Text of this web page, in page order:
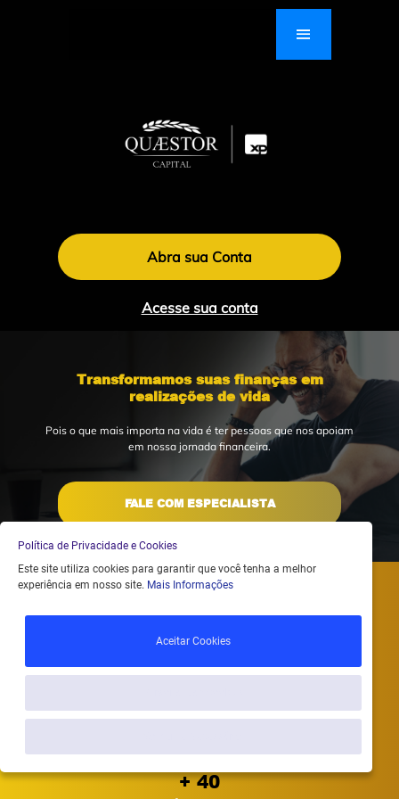
Abra sua Conta
Acesse sua conta
Transformamos suas finanças em
realizações de vida
Pois o que mais importa na vida é ter pessoas que nos apoiam
em nossa jornada financeira.
FALE COM ESPECIALISTA
Muito além da expectativa
Para tudo que envolve dinheiro, ou se transforma em dinheiro, nós temos
+ 2 Bilhões
+ 40
Política de Privacidade e Cookies
Este site utiliza cookies para garantir que você tenha a melhor
experiência em nosso site. Mais Informações
Aceitar Cookies